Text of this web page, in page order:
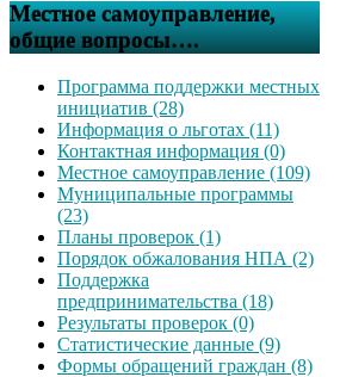
Местное самоуправление,
общие вопросы….
Программа поддержки местных
инициатив (28)
Информация о льготах (11)
Контактная информация (0)
Местное самоуправление (109)
Муниципальные программы
(23)
Планы проверок (1)
Порядок обжалования НПА (2)
Поддержка
предпринимательства (18)
Результаты проверок (0)
Статистические данные (9)
Формы обращений граждан (8)